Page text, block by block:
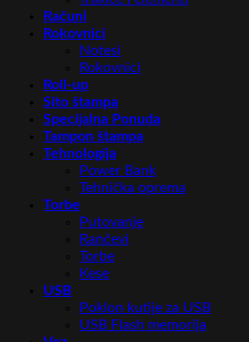
Računi
Rokovnici
Notesi
Rokovnici
Roll-up
Sito štampa
Specijalna Ponuda
Tampon štampa
Tehnologija
Power Bank
Tehnička oprema
Torbe
Putovanje
Rančevi
Torbe
Kese
USB
Poklon kutije za USB
USB Flash memorija